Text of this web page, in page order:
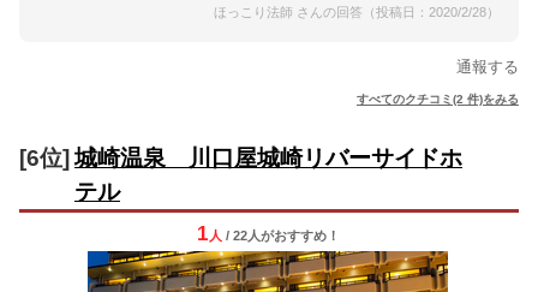
ほっこり法師 さんの回答（投稿日：2020/2/28）
通報する
すべてのクチコミ(2 件)をみる
[6位] 城崎温泉 川口屋城崎リバーサイドホ
テル
1 人 / 22人がおすすめ！